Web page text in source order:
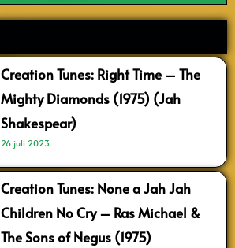
Creation Tunes: Right Time – The
Mighty Diamonds (1975) (Jah
Shakespear)
26 juli 2023
Creation Tunes: None a Jah Jah
Children No Cry – Ras Michael &
The Sons of Negus (1975)